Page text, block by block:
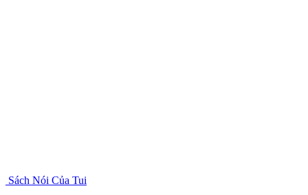
Sách Nói Của Tui